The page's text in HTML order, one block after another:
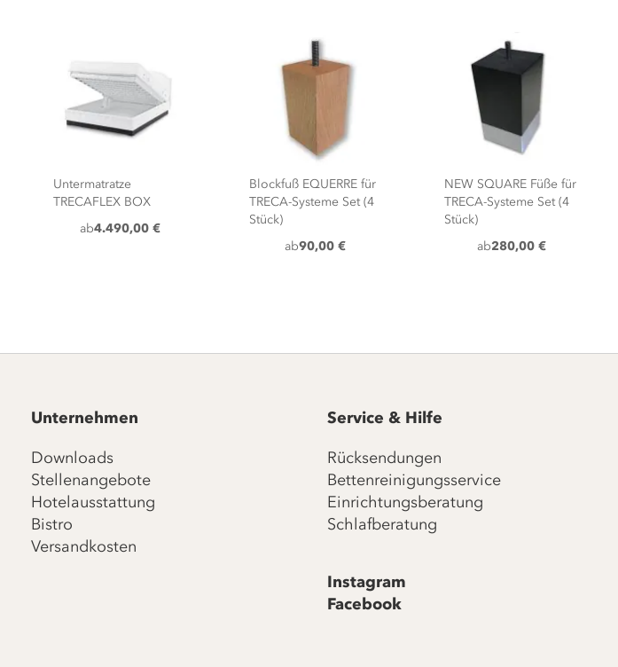
Untermatratze
TRECAFLEX BOX
ab4.490,00 €
Blockfuß EQUERRE für
TRECA-Systeme Set (4
Stück)
ab90,00 €
NEW SQUARE Füße für
TRECA-Systeme Set (4
Stück)
ab280,00 €
Unternehmen
Downloads
Stellenangebote
Hotelausstattung
Bistro
Versandkosten
Service & Hilfe
Rücksendungen
Bettenreinigungsservice
Einrichtungsberatung
Schlafberatung
Instagram
Facebook